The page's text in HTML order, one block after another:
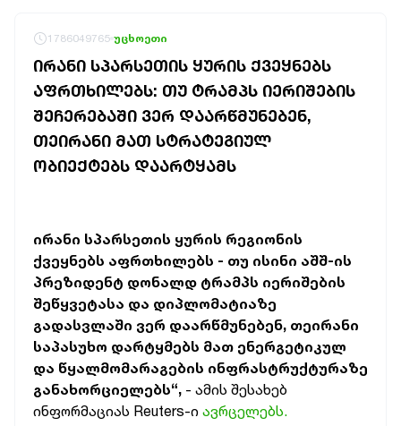
1786049765 უცხოეთი
ᲘᲠᲐᲜᲘ ᲡᲞᲐᲠᲡᲔᲗᲘᲡ ᲧᲣᲠᲘᲡ ᲥᲕᲔᲧᲜᲔᲑᲡ
ᲐᲤᲠᲗᲮᲘᲚᲔᲑᲡ: ᲗᲣ ᲢᲠᲐᲛᲞᲡ ᲘᲔᲠᲘᲨᲔᲑᲘᲡ
ᲨᲔᲩᲔᲠᲔᲑᲐᲨᲘ ᲕᲔᲠ ᲓᲐᲐᲠᲬᲛᲣᲜᲔᲑᲔᲜ,
ᲗᲔᲘᲠᲐᲜᲘ ᲛᲐᲗ ᲡᲢᲠᲐᲢᲔᲒᲘᲣᲚ
ᲝᲑᲘᲔᲥᲢᲔᲑᲡ ᲓᲐᲐᲠᲢᲧᲐᲛᲡ
ირანი სპარსეთის ყურის რეგიონის
ქვეყნებს აფრთხილებს - თუ ისინი აშშ-ის
პრეზიდენტ დონალდ ტრამპს იერიშების
შეწყვეტასა და დიპლომატიაზე
გადასვლაში ვერ დაარწმუნებენ, თეირანი
საპასუხო დარტყმებს მათ ენერგეტიკულ
და წყალმომარაგების ინფრასტრუქტურაზე
განახორციელებს“, - ამის შესახებ
ინფორმაციას Reuters-ი ავრცელებს.